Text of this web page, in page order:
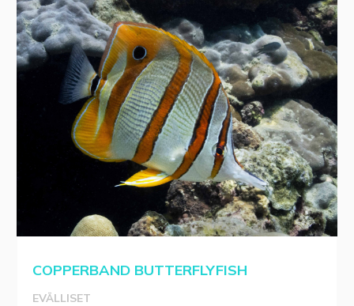
COPPERBAND BUTTERFLYFISH
EVÄLLISET